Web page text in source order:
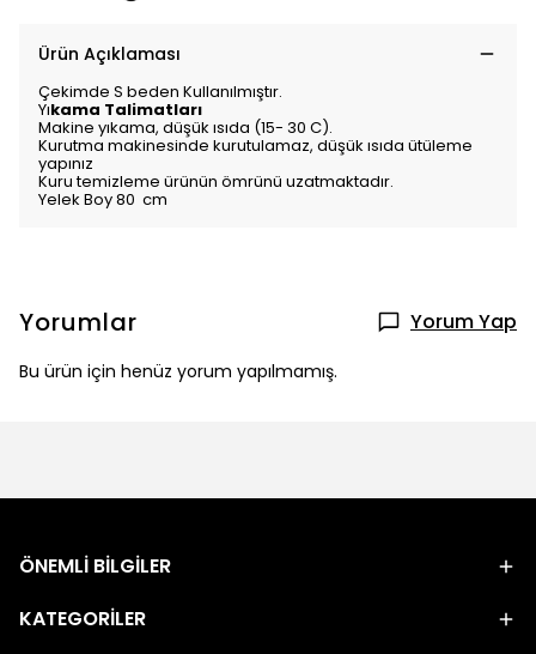
Ürün Açıklaması
Çekimde S beden Kullanılmıştır.
Yıkama Talimatları
Makine yıkama, düşük ısıda (15- 30 C).
Kurutma makinesinde kurutulamaz, düşük ısıda ütüleme
yapınız
Kuru temizleme ürünün ömrünü uzatmaktadır.
Yelek Boy 80 cm
Yorumlar Yorum Yap
Bu ürün için henüz yorum yapılmamış.
ÖNEMLİ BİLGİLER
KATEGORİLER